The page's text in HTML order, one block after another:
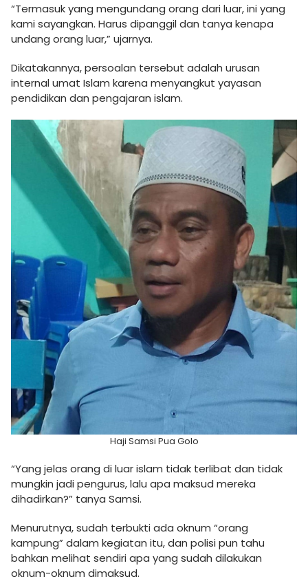
“Termasuk yang mengundang orang dari luar, ini yang
kami sayangkan. Harus dipanggil dan tanya kenapa
undang orang luar,” ujarnya.
Dikatakannya, persoalan tersebut adalah urusan
internal umat Islam karena menyangkut yayasan
pendidikan dan pengajaran islam.
Haji Samsi Pua Golo
“Yang jelas orang di luar islam tidak terlibat dan tidak
mungkin jadi pengurus, lalu apa maksud mereka
dihadirkan?” tanya Samsi.
Menurutnya, sudah terbukti ada oknum “orang
kampung” dalam kegiatan itu, dan polisi pun tahu
bahkan melihat sendiri apa yang sudah dilakukan
oknum-oknum dimaksud.